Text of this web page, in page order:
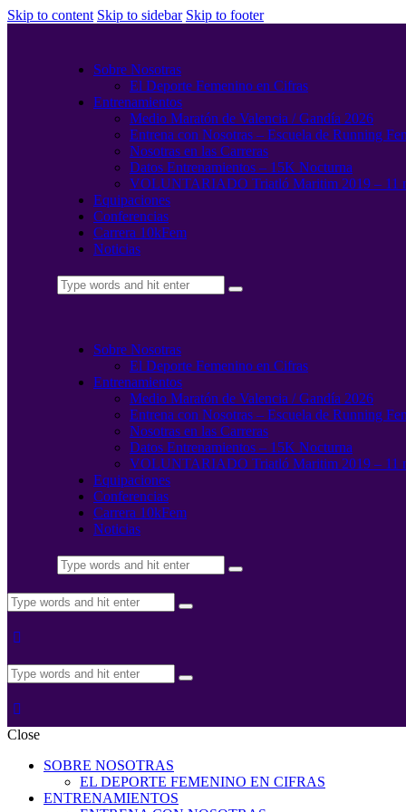
Skip to content Skip to sidebar Skip to footer
Sobre Nosotras
El Deporte Femenino en Cifras
Entrenamientos
Medio Maratón de Valencia / Gandía 2026
Entrena con Nosotras – Escuela de Running
Nosotras en las Carreras
Datos Entrenamientos – 15K Nocturna
VOLUNTARIADO Triatló Maritim 2019 – 11
Equipaciones
Conferencias
Carrera 10kFem
Noticias
Sobre Nosotras
El Deporte Femenino en Cifras
Entrenamientos
Medio Maratón de Valencia / Gandía 2026
Entrena con Nosotras – Escuela de Running
Nosotras en las Carreras
Datos Entrenamientos – 15K Nocturna
VOLUNTARIADO Triatló Maritim 2019 – 11
Equipaciones
Conferencias
Carrera 10kFem
Noticias
Close
SOBRE NOSOTRAS
EL DEPORTE FEMENINO EN CIFRAS
ENTRENAMIENTOS